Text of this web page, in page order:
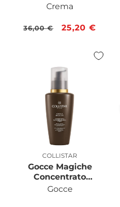
Crema
Prezzo
36,00 €
Prezzo
25,20 €
Produttore:
COLLISTAR
Gocce Magiche
Concentrato
Autoabbronzante
Gocce